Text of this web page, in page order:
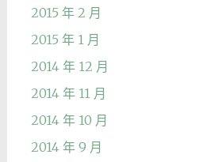
2015 年 2 月
2015 年 1 月
2014 年 12 月
2014 年 11 月
2014 年 10 月
2014 年 9 月